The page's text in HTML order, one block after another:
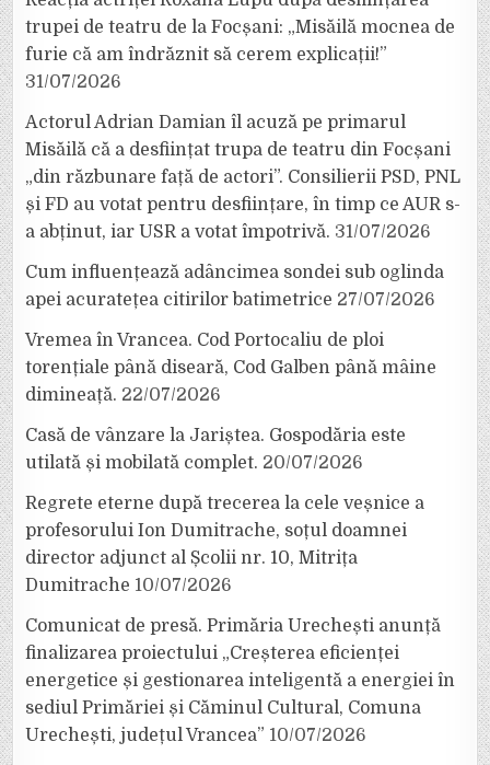
trupei de teatru de la Focșani: „Misăilă mocnea de
furie că am îndrăznit să cerem explicații!”
31/07/2026
Actorul Adrian Damian îl acuză pe primarul
Misăilă că a desființat trupa de teatru din Focșani
„din răzbunare față de actori”. Consilierii PSD, PNL
și FD au votat pentru desființare, în timp ce AUR s-
a abținut, iar USR a votat împotrivă. 31/07/2026
Cum influențează adâncimea sondei sub oglinda
apei acuratețea citirilor batimetrice 27/07/2026
Vremea în Vrancea. Cod Portocaliu de ploi
torențiale până diseară, Cod Galben până mâine
dimineață. 22/07/2026
Casă de vânzare la Jariștea. Gospodăria este
utilată și mobilată complet. 20/07/2026
Regrete eterne după trecerea la cele veșnice a
profesorului Ion Dumitrache, soțul doamnei
director adjunct al Școlii nr. 10, Mitrița
Dumitrache 10/07/2026
Comunicat de presă. Primăria Urechești anunță
finalizarea proiectului „Creșterea eficienței
energetice și gestionarea inteligentă a energiei în
sediul Primăriei și Căminul Cultural, Comuna
Urechești, județul Vrancea” 10/07/2026